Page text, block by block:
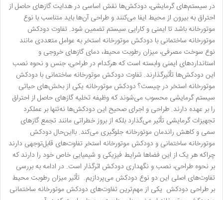
در سیستم‌های گرمایشی، دودکش‌ها نقش اساسی در هدایت گازهای حاصل از
احتراق به بیرون از محیط ایفا می‌کنند و طراحی آن‌ها باید متناسب با نوع
موتورخانه باشد تا ایمنی و کارایی سیستم تضمین شود. تفاوت دودکش
موتورخانه ساختمانی با دودکش موتورخانه استخر به عوامل متعددی مانند
نوع سوخت مصرفی، میزان رطوبت محیط، دمای گازهای خروجی و
استانداردهای ایمنی وابسته است که هرکدام در طراحی، جنس و نحوه نصب
این دودکش‌ها تأثیرگذارند. تفاوت دودکش موتورخانه ساختمانی با دودکش
موتورخانه استخر در چیست؟ دودکش موتورخانه‌ یکی از بخش‌های حیاتی
سیستم گرمایشی محسوب می‌شوند که وظیفه تخلیه گازهای حاصل از احتراق
را بر عهده دارند. طراحی و اجرای صحیح این دودکش‌ها نه‌تنها بر عملکرد
تجهیزات گرمایشی تأثیر می‌گذارد بلکه از بروز خطراتی مانند تجمع گازهای
سمی و کاهش راندمان موتورخانه جلوگیری می‌کند. بااین‌حال دودکش
موتورخانه ساختمانی و دودکش موتورخانه استخر تفاوت‌های قابل‌توجهی دارند
چراکه هر یک از این فضاها شرایط فیزیکی و شیمیایی خاص خود را دارند که
بر نحوه طراحی، نصب و نگهداری دودکش اثرگذار است. در ادامه به بررسی
تفاوت‌های اصلی این دو نوع دودکش می‌پردازیم. تأثیر میزان رطوبت محیط
بر طراحی دودکش یکی از مهم‌ترین تفاوت‌های دودکش موتورخانه ساختمانی